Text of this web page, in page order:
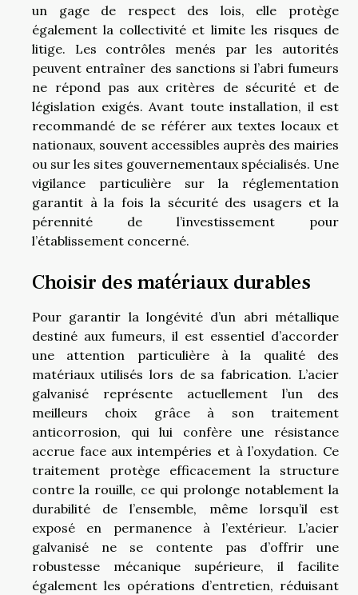
un gage de respect des lois, elle protège
également la collectivité et limite les risques de
litige. Les contrôles menés par les autorités
peuvent entraîner des sanctions si l’abri fumeurs
ne répond pas aux critères de sécurité et de
législation exigés. Avant toute installation, il est
recommandé de se référer aux textes locaux et
nationaux, souvent accessibles auprès des mairies
ou sur les sites gouvernementaux spécialisés. Une
vigilance particulière sur la réglementation
garantit à la fois la sécurité des usagers et la
pérennité de l’investissement pour
l’établissement concerné.
Choisir des matériaux durables
Pour garantir la longévité d’un abri métallique
destiné aux fumeurs, il est essentiel d’accorder
une attention particulière à la qualité des
matériaux utilisés lors de sa fabrication. L’acier
galvanisé représente actuellement l’un des
meilleurs choix grâce à son traitement
anticorrosion, qui lui confère une résistance
accrue face aux intempéries et à l’oxydation. Ce
traitement protège efficacement la structure
contre la rouille, ce qui prolonge notablement la
durabilité de l’ensemble, même lorsqu’il est
exposé en permanence à l’extérieur. L’acier
galvanisé ne se contente pas d’offrir une
robustesse mécanique supérieure, il facilite
également les opérations d’entretien, réduisant